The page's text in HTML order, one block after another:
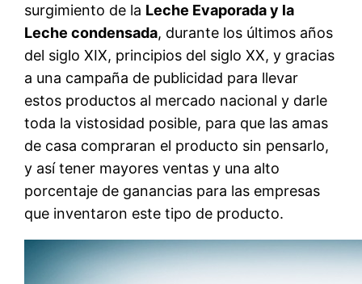
surgimiento de la Leche Evaporada y la
Leche condensada, durante los últimos años
del siglo XIX, principios del siglo XX, y gracias
a una campaña de publicidad para llevar
estos productos al mercado nacional y darle
toda la vistosidad posible, para que las amas
de casa compraran el producto sin pensarlo,
y así tener mayores ventas y una alto
porcentaje de ganancias para las empresas
que inventaron este tipo de producto.